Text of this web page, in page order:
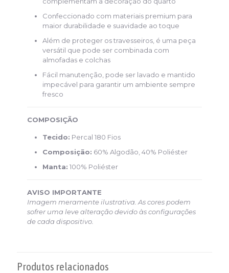
Confeccionado com materiais premium para
maior durabilidade e suavidade ao toque
Além de proteger os travesseiros, é uma peça
versátil que pode ser combinada com
almofadas e colchas
Fácil manutenção, pode ser lavado e mantido
impecável para garantir um ambiente sempre
fresco
COMPOSIÇÃO
Tecido: Percal 180 Fios
Composição: 60% Algodão, 40% Poliéster
Manta: 100% Poliéster
AVISO IMPORTANTE
Imagem meramente ilustrativa. As cores podem
sofrer uma leve alteração devido às configurações
de cada dispositivo.
Produtos relacionados